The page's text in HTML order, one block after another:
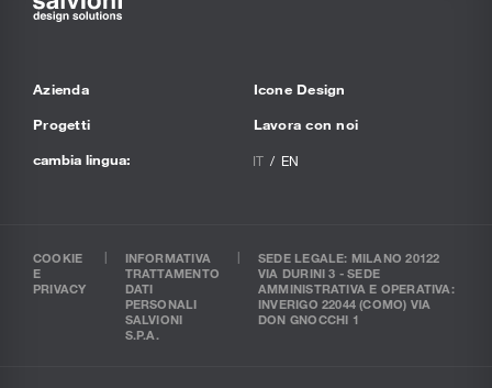
Azienda
Progetti
Icone Design
Lavora con noi
cambia lingua:
IT EN
COOKIE
E
PRIVACY
INFORMATIVA
TRATTAMENTO
DATI
PERSONALI
SALVIONI
S.P.A.
SEDE LEGALE: MILANO 20122
VIA DURINI 3 - SEDE
AMMINISTRATIVA E OPERATIVA:
INVERIGO 22044 (COMO) VIA
DON GNOCCHI 1